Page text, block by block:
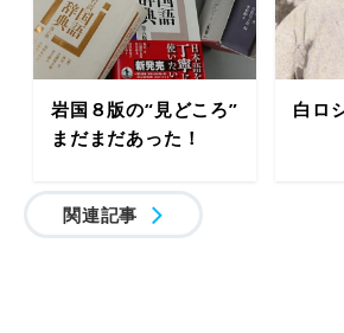
岩国８版の“見どころ”
まだまだあった！
白ロ
関連記事